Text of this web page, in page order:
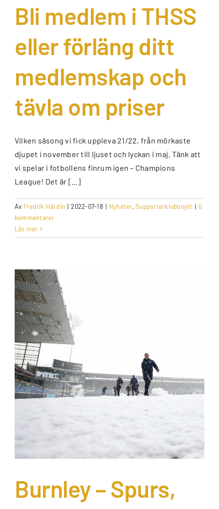
Bli medlem i THSS
eller förläng ditt
medlemskap och
tävla om priser
Vilken säsong vi fick uppleva 21/22, från mörkaste
djupet i november till ljuset och lyckan i maj. Tänk att
vi spelar i fotbollens finrum igen – Champions
League! Det är [...]
Av Fredrik Härdin | 2022-07-18 | Nyheter,Supporterklubbnytt | 0
kommentarer
Läs mer
Burnley – Spurs,